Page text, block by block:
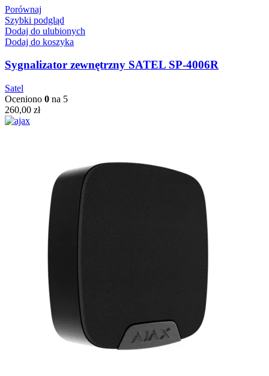
Porównaj
Szybki podgląd
Dodaj do ulubionych
Dodaj do koszyka
Sygnalizator zewnętrzny SATEL SP-4006R
Satel
Oceniono 0 na 5
260,00 zł